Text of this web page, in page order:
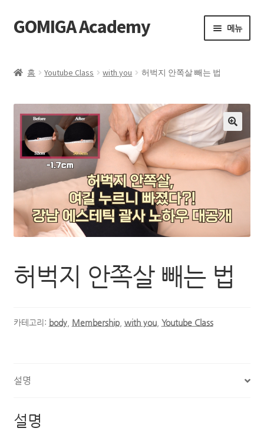
GOMIGA Academy 메뉴
전체 클래스
에스테틱
제품 구매
로그인
홈 Youtube Class with you 허벅지 안쪽살 빼는 법
🔍
허벅지 안쪽살 빼는 법
카테고리: body, Membership, with you, Youtube Class
설명
설명